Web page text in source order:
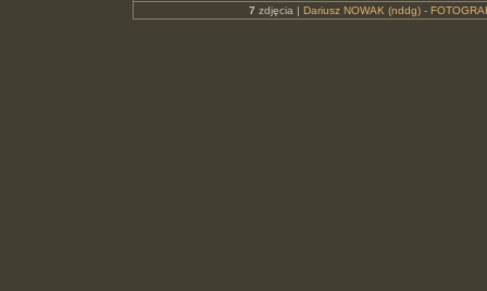
7 zdjęcia | Dariusz NOWAK (nddg) -